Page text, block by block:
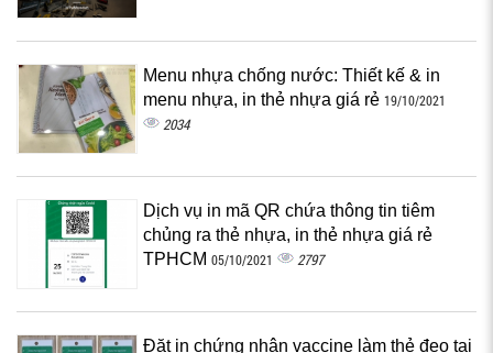
Menu nhựa chống nước: Thiết kế & in
menu nhựa, in thẻ nhựa giá rẻ 19/10/2021
2034
Dịch vụ in mã QR chứa thông tin tiêm
chủng ra thẻ nhựa, in thẻ nhựa giá rẻ
TPHCM 05/10/2021 2797
Đặt in chứng nhận vaccine làm thẻ đeo tại